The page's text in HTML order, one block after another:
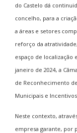
do Castelo dá
concelho, para a
a áreas e setores
reforço da
espaço de localização
janeiro de 2024, a
de Reconhecimento
Municipais e
Neste contexto,
empresa garante, por